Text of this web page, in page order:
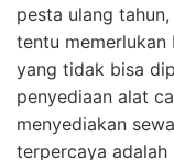
pesta ulang
tentu memerlukan
yang tidak bisa
penyediaan alat
menyediakan
terpercaya